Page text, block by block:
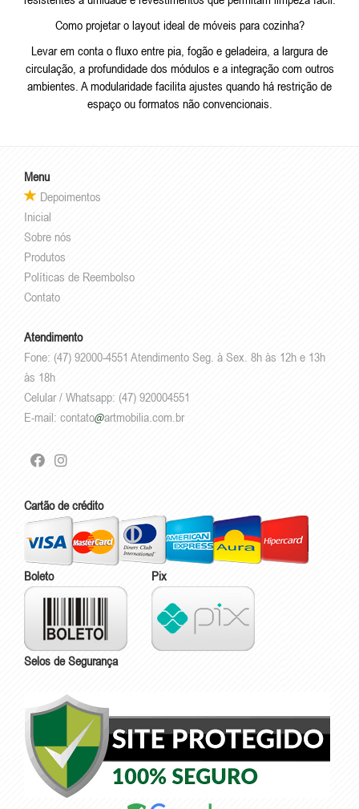
Como projetar o layout ideal de móveis para cozinha?
Levar em conta o fluxo entre pia, fogão e geladeira, a largura de
circulação, a profundidade dos módulos e a integração com outros
ambientes. A modularidade facilita ajustes quando há restrição de
espaço ou formatos não convencionais.
Menu
Depoimentos
Inicial
Sobre nós
Produtos
Políticas de Reembolso
Contato
Atendimento
Fone: (47) 92000-4551 Atendimento Seg. à Sex. 8h às 12h e 13h
às 18h
Celular / Whatsapp: (47) 920004551
E-mail: contato artmobilia.com.br
Cartão de crédito
Boleto Pix
Selos de Segurança